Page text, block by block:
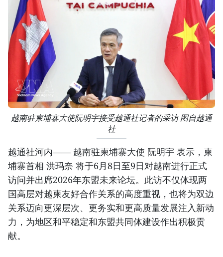
越南驻柬埔寨大使阮明宇接受越通社记者的采访 图自越通
社
越通社河内—— 越南驻柬埔寨大使 阮明宇 表示，柬
埔寨首相 洪玛奈 将于6月8日至9日对越南进行正式
访问并出席2026年东盟未来论坛。此访不仅体现两
国高层对越柬友好合作关系的高度重视，也将为双边
关系迈向更深层次、更务实和更高质量发展注入新动
力，为地区和平稳定和东盟共同体建设作出积极贡
献。